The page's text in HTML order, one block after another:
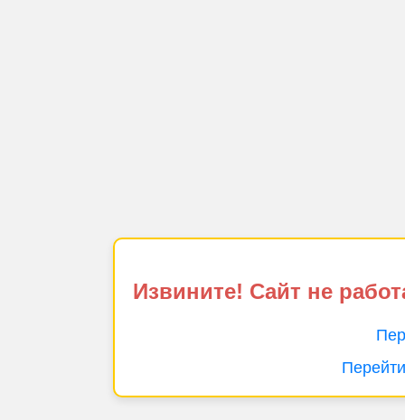
Извините! Сайт не